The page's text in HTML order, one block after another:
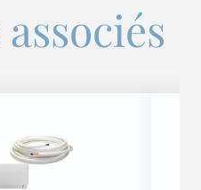
associés